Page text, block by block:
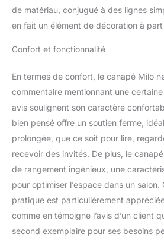
de matériau, conjugué à des lignes
en fait un élément de décoration à
Confort et fonctionnalité
En termes de confort, le canapé Milo
commentaire mentionnant une
avis soulignent son caractère
bien pensé offre un soutien ferme,
prolongée, que ce soit pour lire,
recevoir des invités. De plus, le
de rangement ingénieux, une
pour optimiser l’espace dans un
pratique est particulièrement
comme en témoigne l’avis d’un client
second exemplaire pour ses besoins